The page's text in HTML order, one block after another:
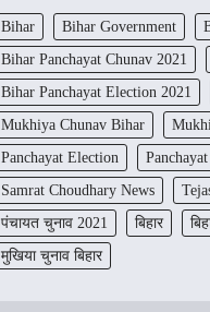
Bihar Bihar Government
Bihar Panchayat Chunav 2021
Bihar Panchayat Election 2021
Mukhiya Chunav Bihar
Panchayat Election
Samrat Choudhary News
पंचायत चुनाव 2021
बिहार
मुखिया चुनाव बिहार